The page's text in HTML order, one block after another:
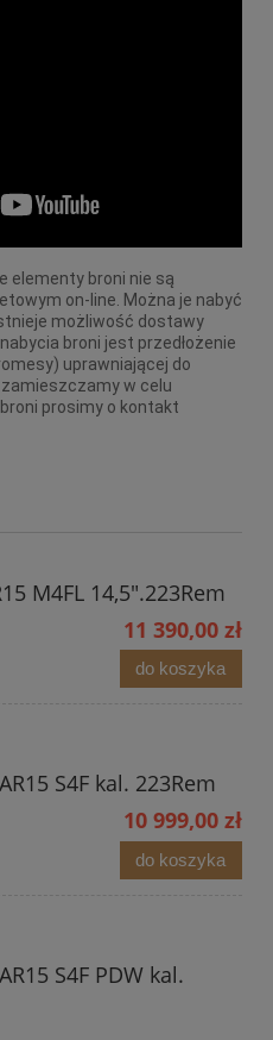
elementy broni nie są
on-line. Można je nabyć
możliwość dostawy
broni jest przedłożenie
uprawniającej do
w celu
prosimy o kontakt
M4FL 14,5".223Rem
11 390,00 zł
do koszyka
S4F kal. 223Rem
10 999,00 zł
do koszyka
S4F PDW kal.